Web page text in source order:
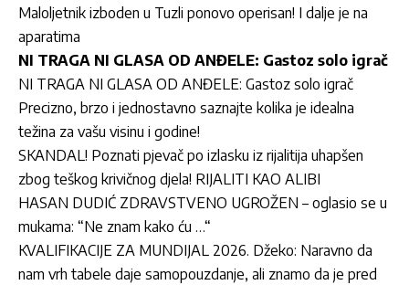
Maloljetnik izboden u Tuzli ponovo operisan! I dalje je na
aparatima
NI TRAGA NI GLASA OD ANĐELE: Gastoz solo igrač
NI TRAGA NI GLASA OD ANĐELE: Gastoz solo igrač
Precizno, brzo i jednostavno saznajte kolika je idealna
težina za vašu visinu i godine!
SKANDAL! Poznati pjevač po izlasku iz rijalitija uhapšen
zbog teškog krivičnog djela! RIJALITI KAO ALIBI
HASAN DUDIĆ ZDRAVSTVENO UGROŽEN – oglasio se u
mukama: “Ne znam kako ću …“
KVALIFIKACIJE ZA MUNDIJAL 2026. Džeko: Naravno da
nam vrh tabele daje samopouzdanje, ali znamo da je pred